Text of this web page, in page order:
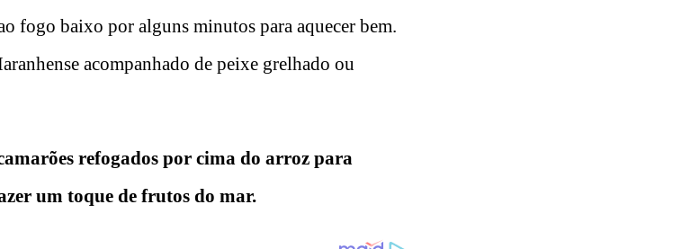
fogo baixo por alguns minutos para aquecer bem.
acompanhado de peixe grelhado ou
refogados por cima do arroz para
um toque de frutos do mar.